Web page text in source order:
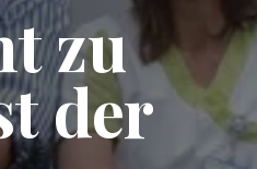
zu
der